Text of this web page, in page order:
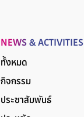
NEWS & ACTIVITIES
ทั้งหมด
กิจกรรม
ประชาสัมพันธ์